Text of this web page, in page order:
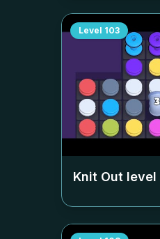
Level 103
Knit Out level